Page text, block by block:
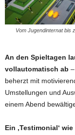
Vom Jugendinternat bis
An den Spieltagen
vollautomatisch ab
beherzt mit
Umstellungen und
einem Abend
Ein ‚Testimonial‘